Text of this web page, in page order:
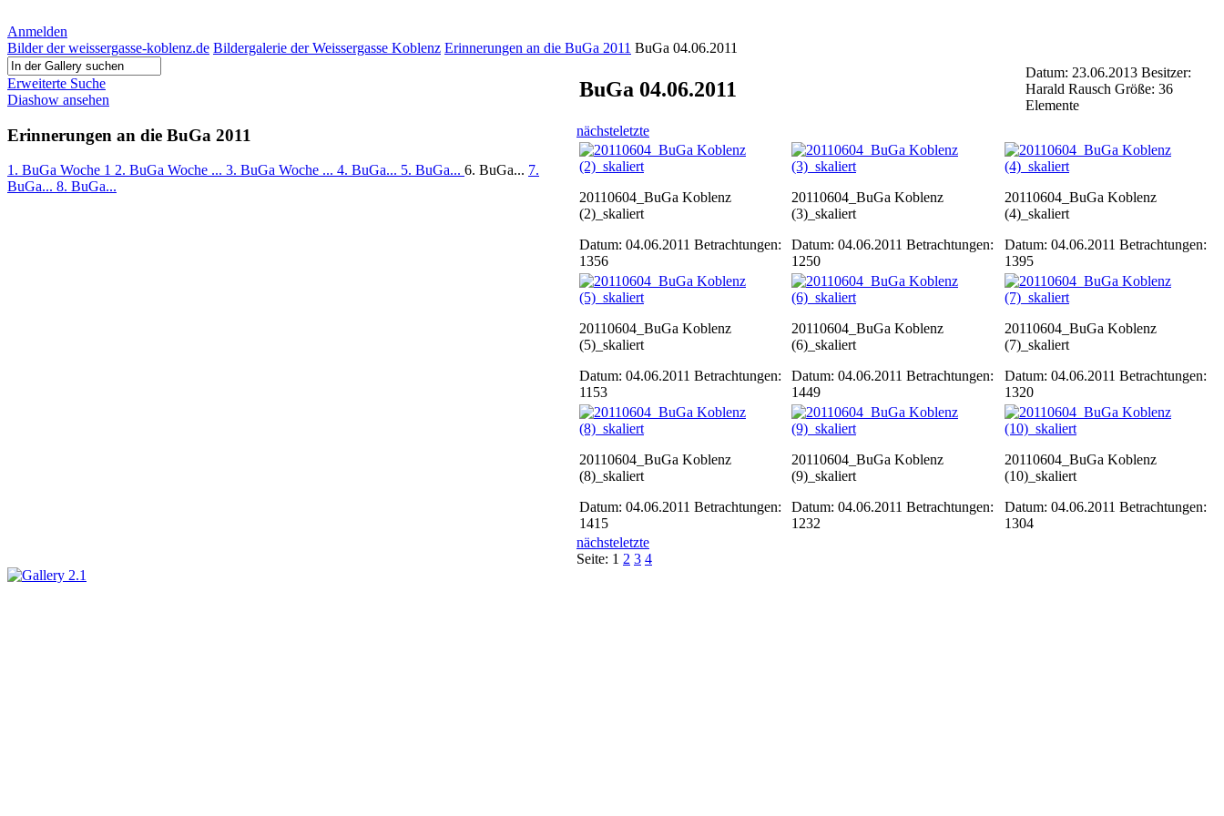
Anmelden
Bilder der weissergasse-koblenz.de Bildergalerie der Weissergasse Koblenz Erinnerungen an die BuGa 2011 BuGa 04.06.2011
Erweiterte Suche
Diashow ansehen
Erinnerungen an die BuGa 2011
1. BuGa Woche 1 2. BuGa Woche ... 3. BuGa Woche ... 4. BuGa... 5. BuGa... 6. BuGa... 7.
BuGa... 8. BuGa...
BuGa 04.06.2011
Datum: 23.06.2013 Besitzer:
Harald Rausch Größe: 36
Elemente
nächsteletzte
20110604_BuGa Koblenz
(2)_skaliert
Datum: 04.06.2011 Betrachtungen:
1356
20110604_BuGa Koblenz
(3)_skaliert
Datum: 04.06.2011 Betrachtungen:
1250
20110604_BuGa Koblenz
(4)_skaliert
Datum: 04.06.2011 Betrachtungen:
1395
20110604_BuGa Koblenz
(5)_skaliert
Datum: 04.06.2011 Betrachtungen:
1153
20110604_BuGa Koblenz
(6)_skaliert
Datum: 04.06.2011 Betrachtungen:
1449
20110604_BuGa Koblenz
(7)_skaliert
Datum: 04.06.2011 Betrachtungen:
1320
20110604_BuGa Koblenz
(8)_skaliert
Datum: 04.06.2011 Betrachtungen:
1415
20110604_BuGa Koblenz
(9)_skaliert
Datum: 04.06.2011 Betrachtungen:
1232
20110604_BuGa Koblenz
(10)_skaliert
Datum: 04.06.2011 Betrachtungen:
1304
nächsteletzte
Seite: 1 2 3 4